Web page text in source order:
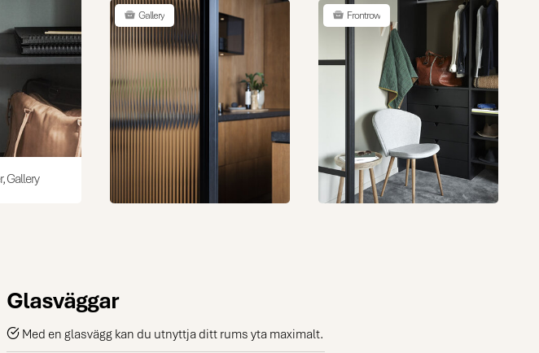
Gallery
stil. Passar
perfekt i rum där
du vill skapa
egna utrymmen
behålla den
öppna helheten.
Förnya och
fräscha upp ditt
nya ytor för att
utnyttja
ombonad, varm
känsla i ditt hem.
Gallery Frontrow
Glasväggar
Med en glasvägg kan du utnyttja ditt rums yta maximalt.